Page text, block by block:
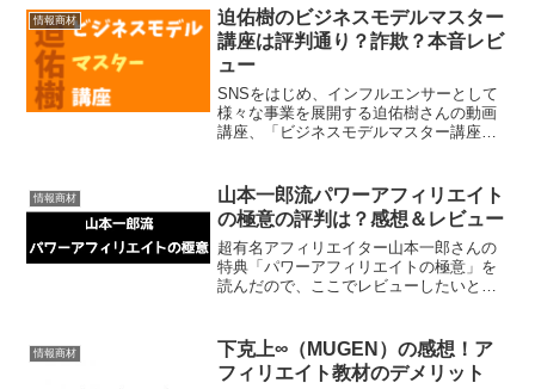
す。
情報商材
迫佑樹のビジネスモデルマスター
講座は評判通り？詐欺？本音レビ
ュー
SNSをはじめ、インフルエンサーとして
様々な事業を展開する迫佑樹さんの動画
講座、「ビジネスモデルマスター講座」
マスター講座に今すぐ飛びたい人はこち
ら迫佑樹のビジネスモデ...
情報商材
山本一郎流パワーアフィリエイト
の極意の評判は？感想＆レビュー
超有名アフィリエイター山本一郎さんの
特典「パワーアフィリエイトの極意」を
読んだので、ここでレビューしたいと思
情報商材
下克上∞（MUGEN）の感想！ア
フィリエイト教材のデメリット